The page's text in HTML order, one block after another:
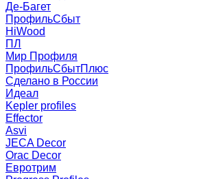
Де-Багет
ПрофильСбыт
HiWood
ПЛ
Мир Профиля
ПрофильСбытПлюс
Сделано в России
Идеал
Kepler profiles
Effector
Asvi
JECA Decor
Orac Decor
Евротрим